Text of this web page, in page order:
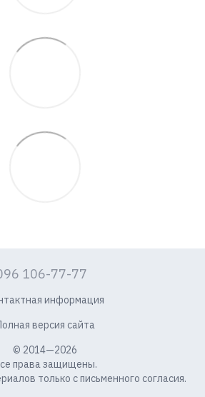
106-77-77
информация
версия сайта
© 2014—2026
права защищены.
только с письменного согласия.